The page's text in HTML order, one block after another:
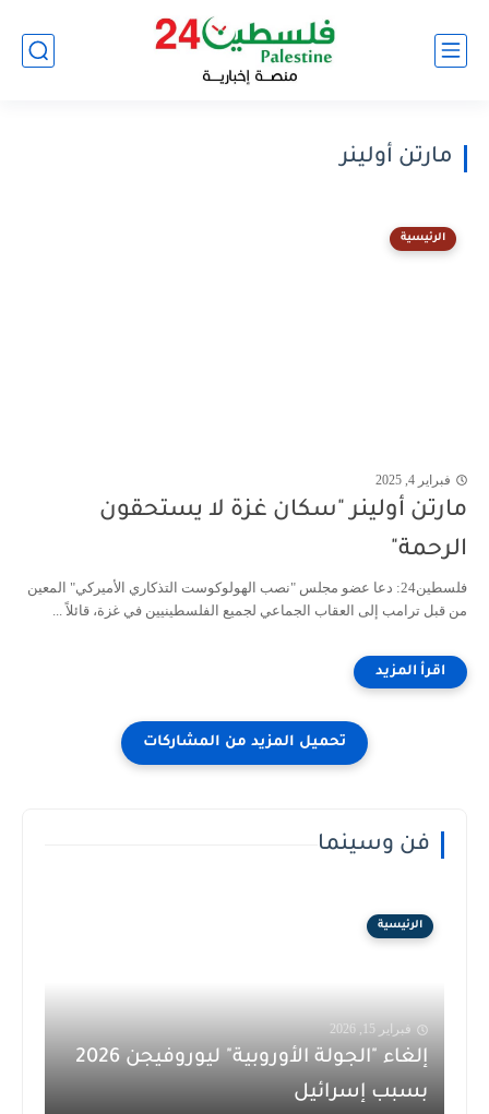
مارتن أولينر
الرئيسية
فبراير 4, 2025
مارتن أولينر "سكان غزة لا يستحقون
الرحمة"
فلسطين24: دعا عضو مجلس "نصب الهولوكوست التذكاري الأميركي" المعين
من قبل ترامب إلى العقاب الجماعي لجميع الفلسطينيين في غزة، قائلاً ...
فن وسينما
الرئيسية
فبراير 15, 2026
إلغاء "الجولة الأوروبية" ليوروفيجن 2026
بسبب إسرائيل